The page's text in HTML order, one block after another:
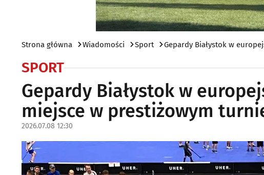
Strona główna Wiadomości Sport Gepardy Białystok w
SPORT
Gepardy Białystok w
miejsce w prestiżowym
2026.07.08 12:30